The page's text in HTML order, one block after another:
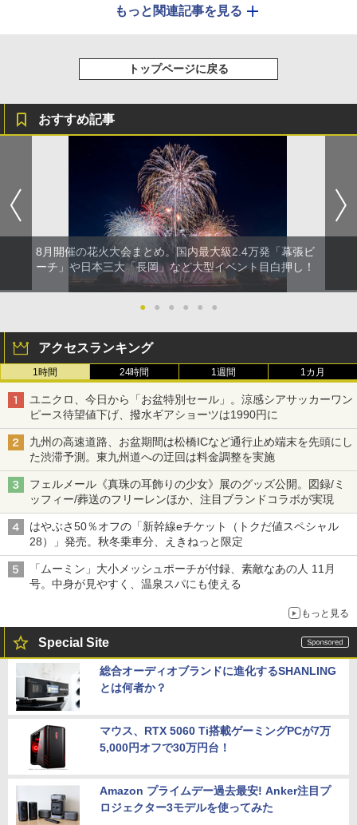
もっと関連記事を見る
トップページに戻る
おすすめ記事
8月開催の花火大会まとめ。国内最大級2.4万発「幕張ビ
ーチ」や日本三大「長岡」など大型イベント目白押し！
● ● ● ● ● ●
アクセスランキング
1時間 24時間 1週間 1カ月
ユニクロ、今日から「お盆特別セール」。涼感シアサッカーワン
ピース待望値下げ、撥水ギアショーツは1990円に
九州の高速道路、お盆期間は松橋ICなど通行止め端末を先頭にし
た渋滞予測。東九州道への迂回は料金調整を実施
フェルメール《真珠の耳飾りの少女》展のグッズ公開。図録/ミ
ッフィー/葬送のフリーレンほか、注目ブランドコラボが実現
はやぶさ50％オフの「新幹線eチケット（トクだ値スペシャル
28）」発売。秋冬乗車分、えきねっと限定
「ムーミン」大小メッシュポーチが付録、素敵なあの人 11月
号。中身が見やすく、温泉スパにも使える
もっと見る
Special Site
総合オーディオブランドに進化するSHANLING
とは何者か？
マウス、RTX 5060 Ti搭載ゲーミングPCが7万
5,000円オフで30万円台！
Amazon プライムデー過去最安! Anker注目プ
ロジェクター3モデルを使ってみた